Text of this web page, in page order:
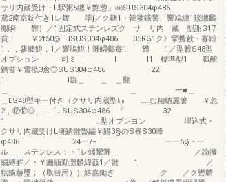
サリ内蔵受け・L駅粥5纏￥艶惣」㈱SUS304φ486
鳶2南京錠付き1レ舞 準∫／ク麹1・韓箋鑛警、響鳩纏1毯纏麟
搬瞬 欝｝／1固定式ステンレズク サ リ内 藏 型謝G17
貧； ￥2t50◎︸lSUS304φ486 35R§1ク》攣携裁・寡鍛
1．，蓼纏鱒，1／響鳩鱒！灘瞬郷毒1 欝 1／型籔S48型
オプション 司ミ「 l l1 標準型1 職醗
鋼誓￥雪概3倉◎SUS304φ486 22
1I l臨＿ ＿ ＿翻
＿ ＿ 一■＿
＿ES48型キー付き｛クサリ内蔵型㎞ ……む糊納麗箸 ￥忽
2，⑫⑫◎………「…SUS304φ486 「 32
1 …型オプンヨン 埋込式・
クサリ内藏受けL擁鱗雛魯編￥鱒β§のS暴S30峰
φ486 24一7− 一一6§・一
ル ステンレス；・1レ螺攣灘 ／論擁
繍縛罫／・￥癩緬勤灘麟緯姦1／雛 1 ／
轄鑛赫璽；（取替用）｝嬉嘉鋤ぎ ク ／ク轡麟